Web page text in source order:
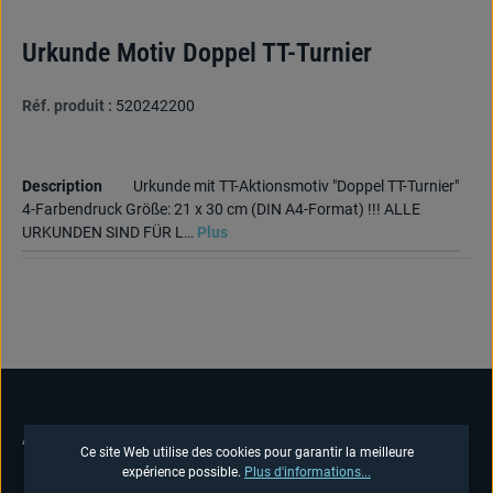
Urkunde Motiv Doppel TT-Turnier
Réf. produit : 520242200
Description
Urkunde mit TT-Aktionsmotiv "Doppel TT-Turnier"
4-Farbendruck Größe: 21 x 30 cm (DIN A4-Format) !!! ALLE
URKUNDEN SIND FÜR L… Plus
ASSISTANCE TÉLÉPHONIQUE
Ce site Web utilise des cookies pour garantir la meilleure
expérience possible. Plus d'informations...